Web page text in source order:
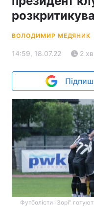
ВОЛОДИМИР МЕДЯНИК
14:59, 18.07.22 2
Футболісти "Зорі"